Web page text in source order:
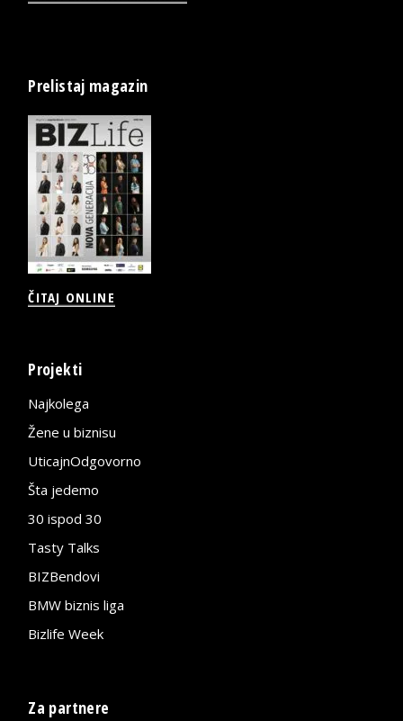
Prelistaj magazin
ČITAJ ONLINE
Projekti
Najkolega
Žene u biznisu
UticajnOdgovorno
Šta jedemo
30 ispod 30
Tasty Talks
BIZBendovi
BMW biznis liga
Bizlife Week
Za partnere